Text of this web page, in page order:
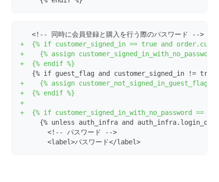
   <!-- 同時に会員登録と購入を行う際のパスワード -->
+  {% if customer_signed_in == true and
+    {% assign
+  {% endif %}
{% if guest_flag and customer_signed_in != true
+    {% assign customer_not_signed_in_guest_flag
+  {% endif %}
+
+  {% if customer_signed_in_with_no_password ==
{% unless auth_infra and
       <!-- パスワード -->
       <label>パスワード</label>